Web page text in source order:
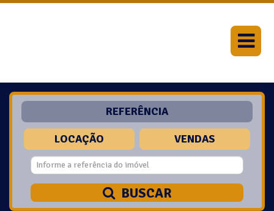
REFERÊNCIA
LOCAÇÃO VENDAS
BUSCAR